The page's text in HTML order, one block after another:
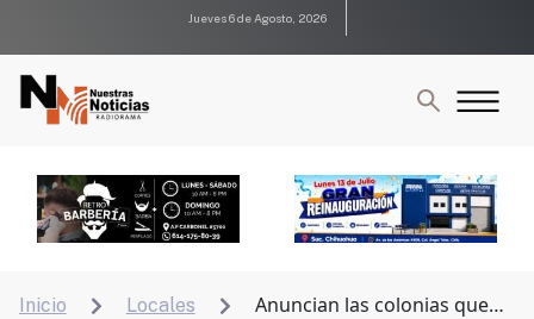
Jueves 6 de Agosto, 2026
Inicio  Locales 
Anuncian las colonias que